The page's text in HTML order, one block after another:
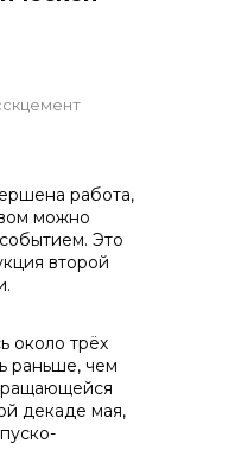
работа,
можно
Это
второй
около трёх
раньше, чем
декаде мая,